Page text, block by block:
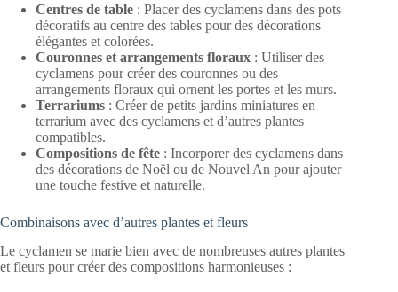
Centres de table : Placer des cyclamens dans des pots
décoratifs au centre des tables pour des décorations
élégantes et colorées.
Couronnes et arrangements floraux : Utiliser des
cyclamens pour créer des couronnes ou des
arrangements floraux qui ornent les portes et les murs.
Terrariums : Créer de petits jardins miniatures en
terrarium avec des cyclamens et d’autres plantes
compatibles.
Compositions de fête : Incorporer des cyclamens dans
des décorations de Noël ou de Nouvel An pour ajouter
une touche festive et naturelle.
Combinaisons avec d’autres plantes et fleurs
Le cyclamen se marie bien avec de nombreuses autres plantes
et fleurs pour créer des compositions harmonieuses :